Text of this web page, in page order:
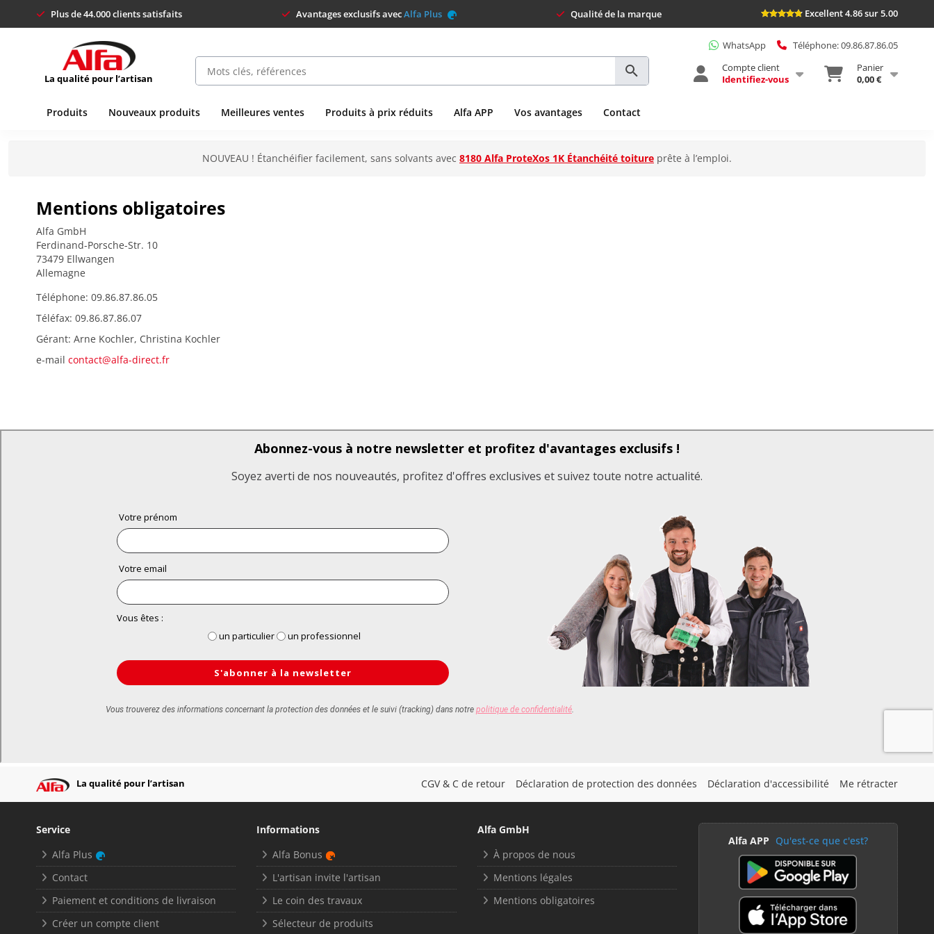
Plus de 44.000 clients satisfaits Avantages exclusifs avecAlfa Plus Qualité de la marque Excellent 4.86 sur 5.00
La qualité pour l’artisan
WhatsApp
Téléphone: 09.86.87.86.05
Compte client
Identifiez-vous
Panier
0,00 €
Produits Nouveaux produits Meilleures ventes Produits à prix réduits Alfa APP Vos avantages Contact
NOUVEAU ! Étanchéifier facilement, sans solvants avec 8180 Alfa ProteXos 1K Étanchéité toiture prête à l’emploi.
Mentions obligatoires
Alfa GmbH
Ferdinand-Porsche-Str. 10
73479 Ellwangen
Allemagne
Téléphone: 09.86.87.86.05
Téléfax: 09.86.87.86.07
Gérant: Arne Kochler, Christina Kochler
e-mail contact@alfa-direct.fr
La qualité pour l’artisan CGV & C de retour Déclaration de protection des données Déclaration d'accessibilité Me rétracter
Service
Alfa Plus
Contact
Paiement et conditions de livraison
Créer un compte client
Informations
Alfa Bonus
L'artisan invite l'artisan
Le coin des travaux
Sélecteur de produits
Alfa GmbH
À propos de nous
Mentions légales
Mentions obligatoires
Alfa APP Qu'est-ce que c'est?